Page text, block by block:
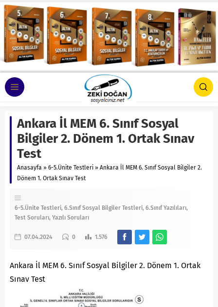
Ankara İl MEM 6. Sınıf Sosyal
Bilgiler 2. Dönem 1. Ortak Sınav
Test
Anasayfa » 6-5.Ünite Testleri » Ankara İl MEM 6. Sınıf Sosyal Bilgiler 2.
Dönem 1. Ortak Sınav Test
6-5.Ünite Testleri 6.Sınıf Sosyal Bilgiler Testleri 6.Sınıf Yazılıları
Test Soruları Yazılı Soruları
07.04.2024 0 1.576
Ankara İl MEM 6. Sınıf Sosyal Bilgiler 2. Dönem 1. Ortak
Sınav Test